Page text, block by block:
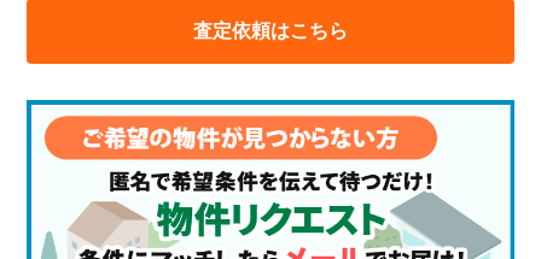
査定依頼はこちら